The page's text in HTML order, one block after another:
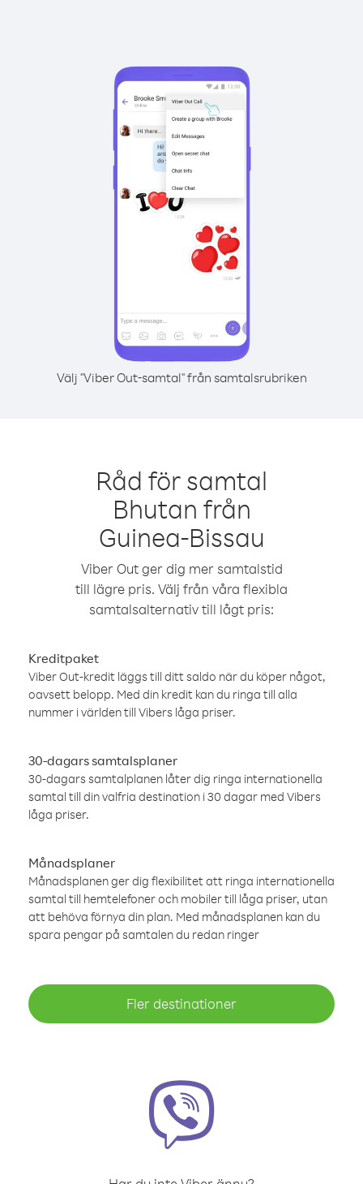
Välj "Viber Out-samtal" från samtalsrubriken
Råd för samtal
Bhutan från
Guinea-Bissau
Viber Out ger dig mer samtalstid
till lägre pris. Välj från våra flexibla
samtalsalternativ till lågt pris:
Kreditpaket
Viber Out-kredit läggs till ditt saldo när du köper något,
oavsett belopp. Med din kredit kan du ringa till alla
nummer i världen till Vibers låga priser.
30-dagars samtalsplaner
30-dagars samtalplanen låter dig ringa internationella
samtal till din valfria destination i 30 dagar med Vibers
låga priser.
Månadsplaner
Månadsplanen ger dig flexibilitet att ringa internationella
samtal till hemtelefoner och mobiler till låga priser, utan
att behöva förnya din plan. Med månadsplanen kan du
spara pengar på samtalen du redan ringer
Fler destinationer